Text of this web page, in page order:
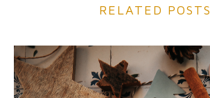
RELATED POSTS